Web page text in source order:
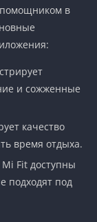
помощником в
и сожженные
качество
время отдыха.
Mi Fit доступны
подходят под